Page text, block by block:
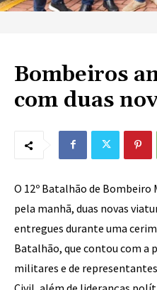
Bombeiros
com duas
O 12º Batalhão de
pela manhã, duas novas
entregues durante uma
Batalhão, que contou com a
militares e de